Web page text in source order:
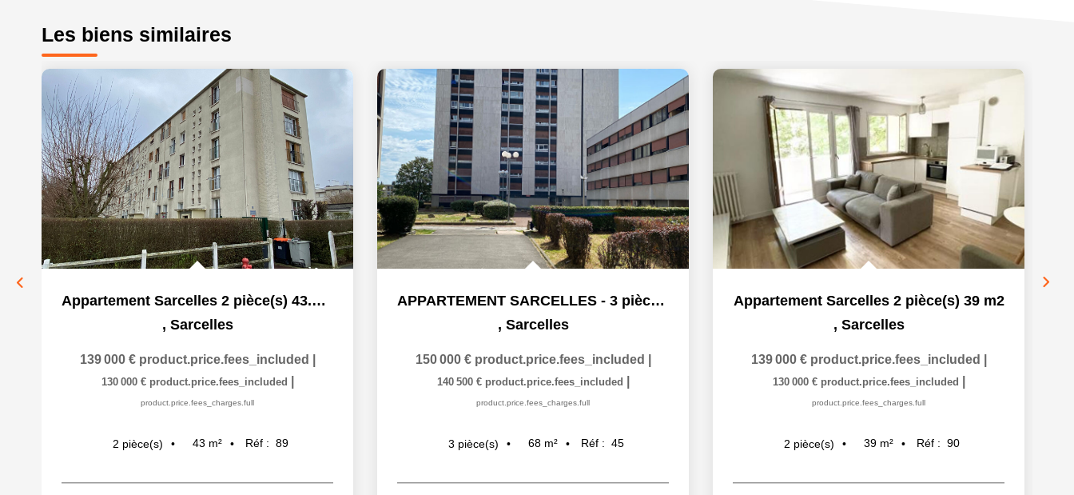
Les biens similaires
Appartement Sarcelles 2 pièce(s) 43.28 m2
, Sarcelles
139 000 € product.price.fees_included
130 000 € product.price.fees_included
product.price.fees_charges.full
2 pièce(s) 43 m² Réf : 89
APPARTEMENT SARCELLES - 3 pièce(s) - 67.13 m2
, Sarcelles
150 000 € product.price.fees_included
140 500 € product.price.fees_included
product.price.fees_charges.full
3 pièce(s) 68 m² Réf : 45
Appartement Sarcelles 2 pièce(s) 39 m2
, Sarcelles
139 000 € product.price.fees_included
130 000 € product.price.fees_included
product.price.fees_charges.full
2 pièce(s) 39 m² Réf : 90